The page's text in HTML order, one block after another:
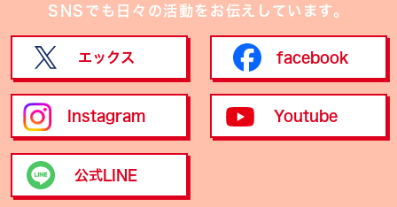
SNSでも日々の活動をお伝えしています。
エックス facebook
Instagram Youtube
公式LINE